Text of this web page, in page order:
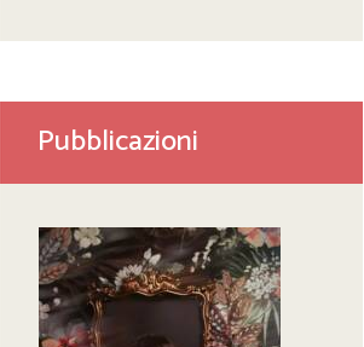
Pubblicazioni